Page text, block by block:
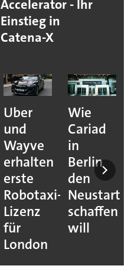
Accelerator - Ihr
Einstieg in
Catena-X
Wie
Cariad
in
Berlin
den
Neustart
schaffen
will
Wie
Asset
Inventory
OT-
Risiken
sichtbar
macht